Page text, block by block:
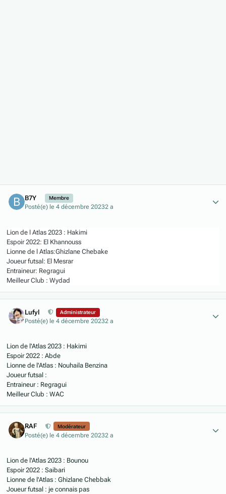
B7Y Membre
Posté(e) le 4 décembre 20232 a
Lion de l Atlas 2023 : Hakimi
Espoir 2022: El Khannouss
Lionne de l Atlas:Ghizlane Chebake
Joueur futsal: El Mesrar
Entraineur: Regragui
Meilleur Club : Wydad
Lufyl Administrateur
Posté(e) le 4 décembre 20232 a
Lion de l'Atlas 2023 : Hakimi
Espoir 2022 : Abde
Lionne de l'Atlas : Nouhaila Benzina
Joueur futsal :
Entraineur : Regragui
Meilleur Club : WAC
RAF Modérateur
Posté(e) le 4 décembre 20232 a
Lion de l'Atlas 2023 : Bounou
Espoir 2022 : Saibari
Lionne de l'Atlas : Ghizlane Chebbak
Joueur futsal : je connais pas